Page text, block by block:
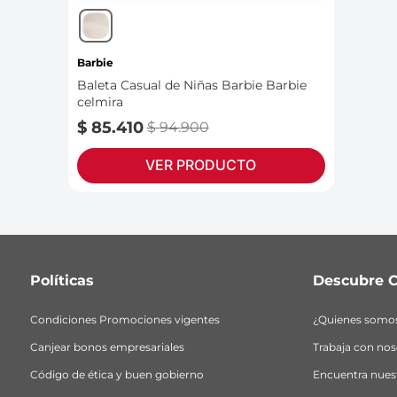
Barbie
Baleta Casual de Niñas Barbie Barbie
celmira
$ 85.410 $ 94.900
VER PRODUCTO
Políticas
Condiciones Promociones vigentes
Canjear bonos empresariales
Código de ética y buen gobierno
Descubre
¿Quienes
Trabaja con
Encuentra